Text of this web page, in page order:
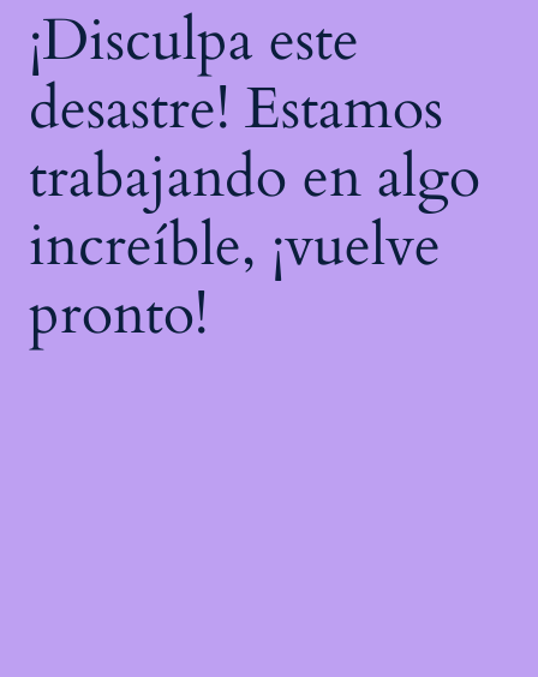
¡Disculpa este
desastre! Estamos
trabajando en algo
increíble, ¡vuelve
pronto!